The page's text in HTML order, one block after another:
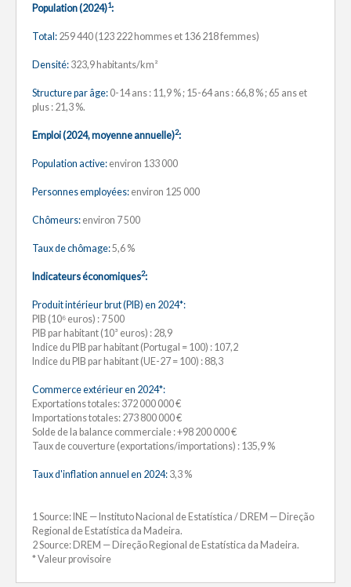
Population (2024)1:
Total: 259 440 (123 222 hommes et 136 218 femmes)
Densité: 323,9 habitants/km²
Structure par âge: 0-14 ans : 11,9 % ; 15-64 ans : 66,8 % ; 65 ans et
plus : 21,3 %.
Emploi (2024, moyenne annuelle)2:
Population active: environ 133 000
Personnes employées: environ 125 000
Chômeurs: environ 7 500
Taux de chômage:5,6 %
Indicateurs économiques2:
Produit intérieur brut (PIB) en 2024*:
PIB (10⁶ euros) : 7 500
PIB par habitant (10³ euros) : 28,9
Indice du PIB par habitant (Portugal = 100) : 107,2
Indice du PIB par habitant (UE-27 = 100) : 88,3
Commerce extérieur en 2024*:
Exportations totales: 372 000 000 €
Importations totales: 273 800 000 €
Solde de la balance commerciale : +98 200 000 €
Taux de couverture (exportations/importations) : 135,9 %
Taux d'inflation annuel en 2024: 3,3 %
1 Source: INE — Instituto Nacional de Estatística / DREM — Direção
Regional de Estatística da Madeira.
2 Source: DREM — Direção Regional de Estatística da Madeira.
* Valeur provisoire